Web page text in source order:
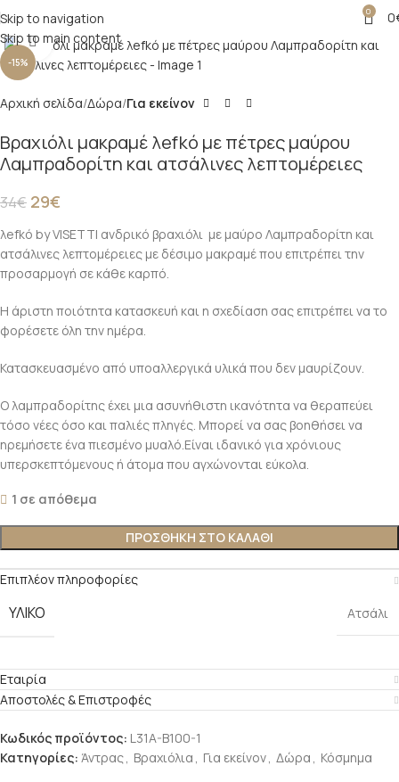
Skip to navigation
Skip to main content
0 0
-15%
Click to enlarge
Αρχική σελίδα Δώρα Για εκείνον
Βραχιόλι μακραμέ λefkό με πέτρες μαύρου
Λαμπραδορίτη και ατσάλινες λεπτομέρειες
34€ 29€
λefkό by VISETTI ανδρικό βραχιόλι με μαύρο Λαμπραδορίτη και
ατσάλινες λεπτομέρειες με δέσιμο μακραμέ που επιτρέπει την
προσαρμογή σε κάθε καρπό.
Η άριστη ποιότητα κατασκευή και η σχεδίαση σας επιτρέπει να το
φορέσετε όλη την ημέρα.
Κατασκευασμένο από υποαλλεργικά υλικά που δεν μαυρίζουν.
Ο λαμπραδορίτης έχει μια ασυνήθιστη ικανότητα να θεραπεύει
τόσο νέες όσο και παλιές πληγές. Μπορεί να σας βοηθήσει να
ηρεμήσετε ένα πιεσμένο μυαλό.Είναι ιδανικό για χρόνιους
υπερσκεπτόμενους ή άτομα που αγχώνονται εύκολα.
1 σε απόθεμα
ΠΡΟΣΘΉΚΗ ΣΤΟ ΚΑΛΆΘΙ
Επιπλέον πληροφορίες
ΥΛΙΚΌ Ατσάλι
Εταιρία
Αποστολές & Επιστροφές
Κωδικός προϊόντος: L31A-B100-1
Κατηγορίες: Άντρας, Βραχιόλια , Για εκείνον, Δώρα , Κόσμημα